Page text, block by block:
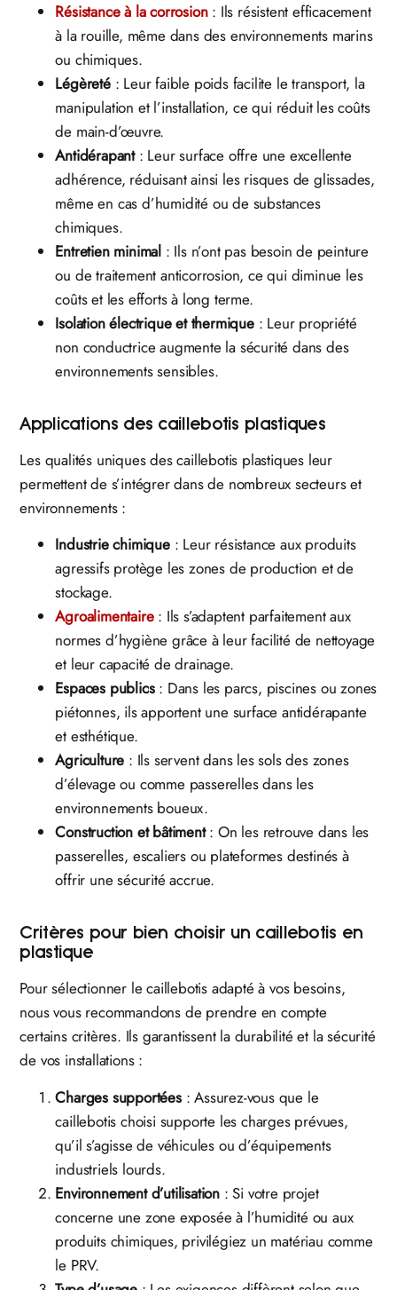
Résistance à la corrosion: Ils résistent efficacement
à la rouille, même dans des environnements marins
ou chimiques.
Légèreté: Leur faible poids facilite le transport, la
manipulation et l’installation, ce qui réduit les coûts
de main-d’œuvre.
Antidérapant: Leur surface offre une excellente
adhérence, réduisant ainsi les risques de glissades,
même en cas d’humidité ou de substances
chimiques.
Entretien minimal : Ils n’ont pas besoin de peinture
ou de traitement anticorrosion, ce qui diminue les
coûts et les efforts à long terme.
Isolation électrique et thermique: Leur propriété
non conductrice augmente la sécurité dans des
environnements sensibles.
Applications des caillebotis plastiques
Les qualités uniques des caillebotis plastiques leur
permettent de s’intégrer dans de nombreux secteurs et
environnements :
Industrie chimique: Leur résistance aux produits
agressifs protège les zones de production et de
stockage.
Agroalimentaire: Ils s’adaptent parfaitement aux
normes d’hygiène grâce à leur facilité de nettoyage
et leur capacité de drainage.
Espaces publics: Dans les parcs, piscines ou zones
piétonnes, ils apportent une surface antidérapante
et esthétique.
Agriculture : Ils servent dans les sols des zones
d’élevage ou comme passerelles dans les
environnements boueux.
Construction et bâtiment: On les retrouve dans les
passerelles, escaliers ou plateformes destinés à
offrir une sécurité accrue.
Critères pour bien choisir un caillebotis en
plastique
Pour sélectionner le caillebotis adapté à vos besoins,
nous vous recommandons de prendre en compte
certains critères. Ils garantissent la durabilité et la sécurité
de vos installations :
Charges supportées: Assurez-vous que le
caillebotis choisi supporte les charges prévues,
qu’il s’agisse de véhicules ou d’équipements
industriels lourds.
Environnement d’utilisation : Si votre projet
concerne une zone exposée à l’humidité ou aux
produits chimiques, privilégiez un matériau comme
le PRV.